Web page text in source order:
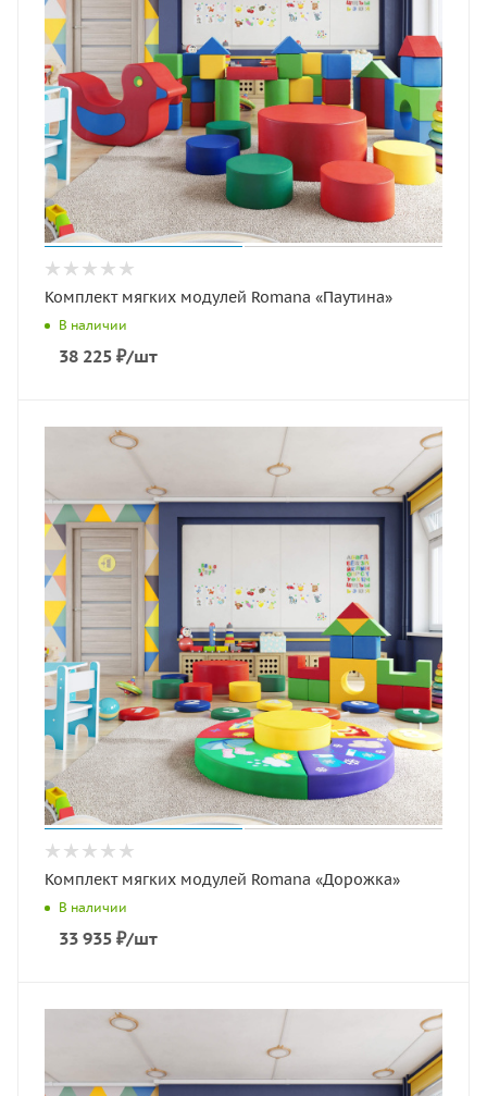
Комплект мягких модулей Romana «Паутина»
В наличии
38 225 ₽/шт
Комплект мягких модулей Romana «Дорожка»
В наличии
33 935 ₽/шт